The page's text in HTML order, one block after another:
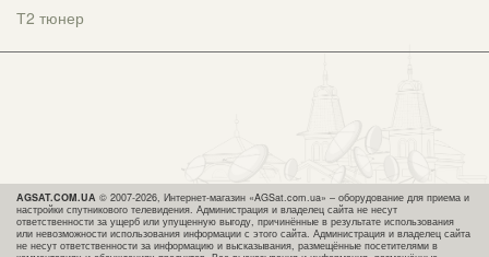
Т2 тюнер
AGSAT.COM.UA © 2007-2026, Интернет-магазин «AGSat.com.ua» – оборудование для приема и
настройки спутникового телевидения. Администрация и владелец сайта не несут
ответственности за ущерб или упущенную выгоду, причинённые в результате использования
или невозможности использования информации с этого сайта. Администрация и владелец сайта
не несут ответственности за информацию и высказывания, размещённые посетителями в